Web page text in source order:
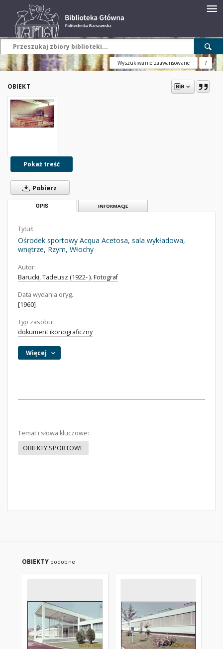
Wyszukiwanie zaawansowane ?
OBIEKT
Pokaż treść
Pobierz
OPIS INFORMACJE
Tytuł:
Ośrodek sportowy Acqua Acetosa, sala wykładowa,
wnętrze, Rzym, Włochy
Autor:
Barucki, Tadeusz (1922- ). Fotograf
Data wydania oryg.:
[1960]
Typ zasobu:
dokument ikonograficzny
Więcej
Temat i słowa kluczowe:
OBIEKTY SPORTOWE
OBIEKTY podobne